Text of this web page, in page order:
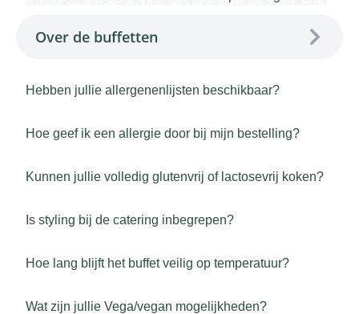
Over de buffetten
Hebben jullie allergenenlijsten beschikbaar?
Hoe geef ik een allergie door bij mijn bestelling?
Kunnen jullie volledig glutenvrij of lactosevrij koken?
Is styling bij de catering inbegrepen?
Hoe lang blijft het buffet veilig op temperatuur?
Wat zijn jullie Vega/vegan mogelijkheden?